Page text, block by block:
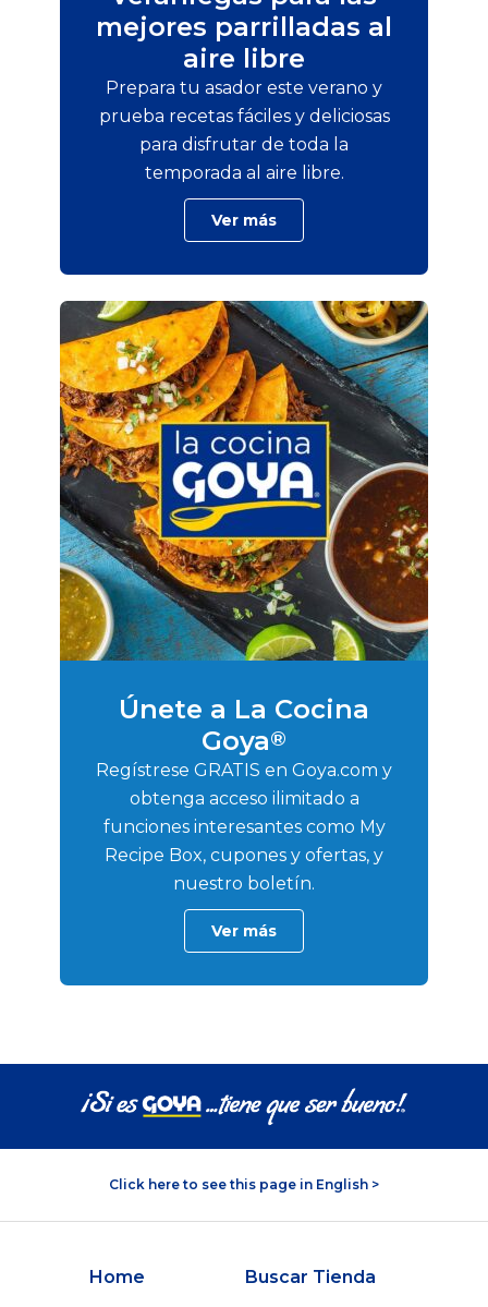
mejores parrilladas al
aire libre
Prepara tu asador este verano y
prueba recetas fáciles y deliciosas
para disfrutar de toda la
temporada al aire libre.
Ver más
Únete a La Cocina
Goya®
Regístrese GRATIS en Goya.com y
obtenga acceso ilimitado a
funciones interesantes como My
Recipe Box, cupones y ofertas, y
nuestro boletín.
Ver más
Click here to see this page in English >
Home
Buscar Tienda